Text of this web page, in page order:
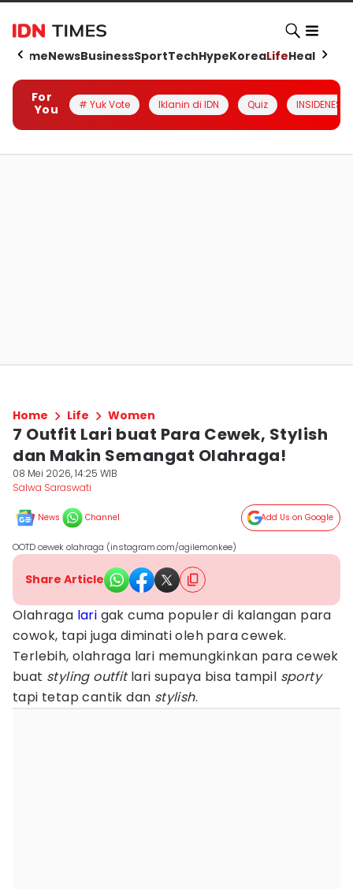
HomeNewsBusinessSportTechHypeKoreaLifeHealth
For
You
# Yuk Vote Iklanin di IDN Quiz INSIDENESIA
Home Life Women
7 Outfit Lari buat Para Cewek, Stylish
dan Makin Semangat Olahraga!
08 Mei 2026, 14:25 WIB
Salwa Saraswati
News Channel Add Us on Google
OOTD cewek olahraga (instagram.com/agilemonkee)
Share Article
Olahraga lari gak cuma populer di kalangan para
cowok, tapi juga diminati oleh para cewek.
Terlebih, olahraga lari memungkinkan para cewek
buat styling outfitlari supaya bisa tampil sporty
tapi tetap cantik dan stylish.